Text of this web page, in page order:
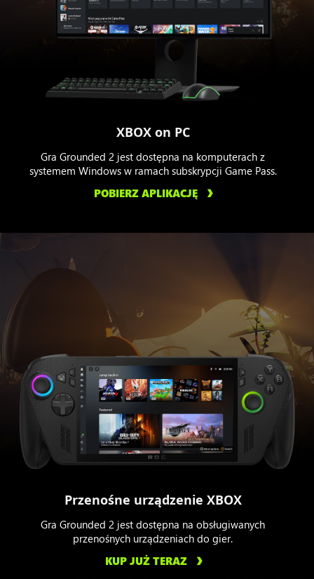
XBOX on PC
Gra Grounded 2 jest dostępna na komputerach z
systemem Windows w ramach subskrypcji Game Pass.
POBIERZ APLIKACJĘ
Przenośne urządzenie XBOX
Gra Grounded 2 jest dostępna na obsługiwanych
przenośnych urządzeniach do gier.
KUP JUŻ TERAZ